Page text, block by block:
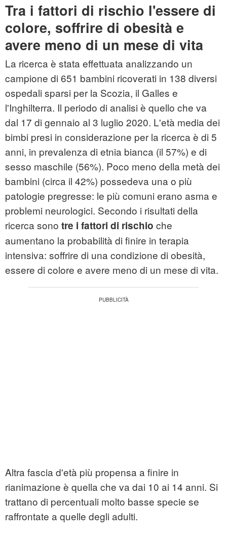
Tra i fattori di rischio l'essere di
colore, soffrire di obesità e
avere meno di un mese di vita
La ricerca è stata effettuata analizzando un
campione di 651 bambini ricoverati in 138 diversi
ospedali sparsi per la Scozia, il Galles e
l'Inghilterra. Il periodo di analisi è quello che va
dal 17 di gennaio al 3 luglio 2020. L'età media dei
bimbi presi in considerazione per la ricerca è di 5
anni, in prevalenza di etnia bianca (il 57%) e di
sesso maschile (56%). Poco meno della metà dei
bambini (circa il 42%) possedeva una o più
patologie pregresse: le più comuni erano asma e
problemi neurologici. Secondo i risultati della
ricerca sono tre i fattori di rischio che
aumentano la probabilità di finire in terapia
intensiva: soffrire di una condizione di obesità,
essere di colore e avere meno di un mese di vita.
Altra fascia d'età più propensa a finire in
rianimazione è quella che va dai 10 ai 14 anni. Si
trattano di percentuali molto basse specie se
raffrontate a quelle degli adulti.